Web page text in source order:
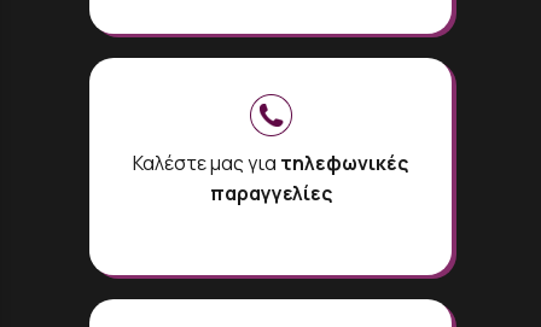
Καλέστε μας για τηλεφωνικές
παραγγελίες